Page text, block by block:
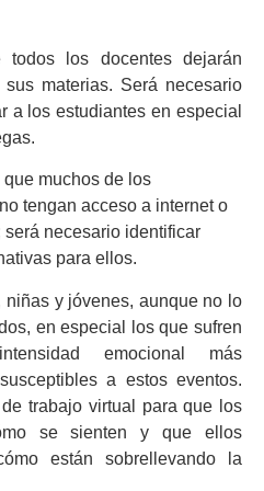
los docentes dejarán
materias. Será necesario
a los estudiantes en especial
muchos de los
tengan acceso a internet o
necesario identificar
para ellos.
y jóvenes, aunque no lo
en especial los que sufren
emocional más
a estos eventos.
trabajo virtual para que los
se sienten y que ellos
están sobrellevando la